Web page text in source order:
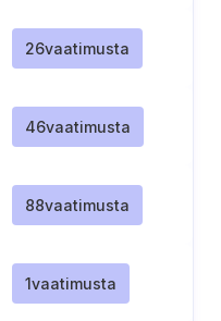
26vaatimusta
46vaatimusta
88vaatimusta
1vaatimusta